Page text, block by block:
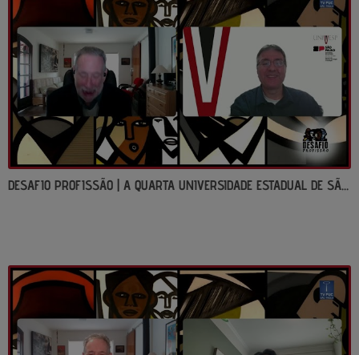
DESAFIO PROFISSÃO | A QUARTA UNIVERSIDADE ESTADUAL DE SÃO PAULO: UNIVESP